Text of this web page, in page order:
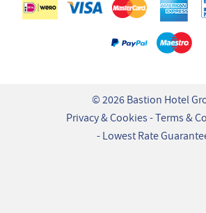
© 2026 Bastion Hotel
Privacy & Cookies Terms &
Lowest Rate